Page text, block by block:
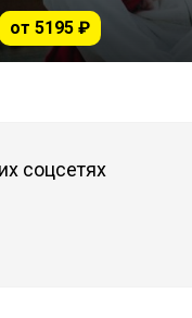
от 5195 ₽
соцсетях